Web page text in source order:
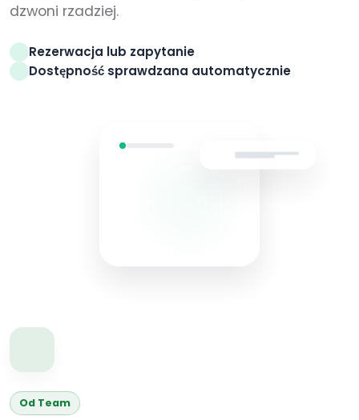
dzwoni rzadziej.
Rezerwacja lub zapytanie
Dostępność sprawdzana automatycznie
Od Team